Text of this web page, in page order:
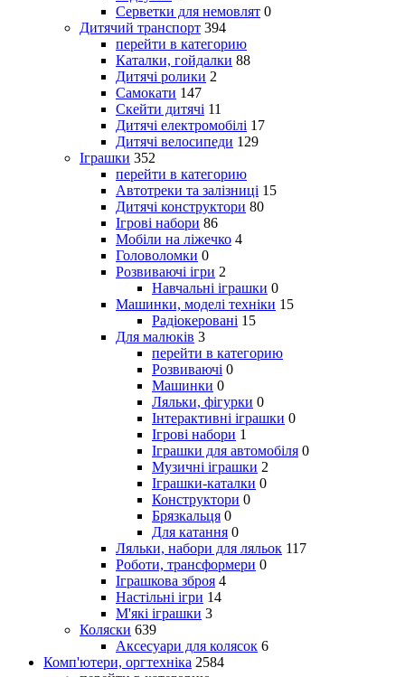
Серветки для немовлят 0
Дитячий транспорт 394
перейти в категорию
Каталки, гойдалки 88
Дитячі ролики 2
Самокати 147
Скейти дитячі 11
Дитячі електромобілі 17
Дитячі велосипеди 129
Іграшки 352
перейти в категорию
Автотреки та залізниці 15
Дитячі конструктори 80
Ігрові набори 86
Мобіли на ліжечко 4
Головоломки 0
Розвиваючі ігри 2
Навчальні іграшки 0
Машинки, моделі техніки 15
Радіокеровані 15
Для малюків 3
перейти в категорию
Розвиваючі 0
Машинки 0
Ляльки, фігурки 0
Інтерактивні іграшки 0
Ігрові набори 1
Іграшки для автомобіля 0
Музичні іграшки 2
Іграшки-каталки 0
Конструктори 0
Брязкальця 0
Для катання 0
Ляльки, набори для ляльок 117
Роботи, трансформери 0
Іграшкова зброя 4
Настільні ігри 14
М'які іграшки 3
Коляски 639
Аксесуари для колясок 6
Комп'ютери, оргтехніка 2584